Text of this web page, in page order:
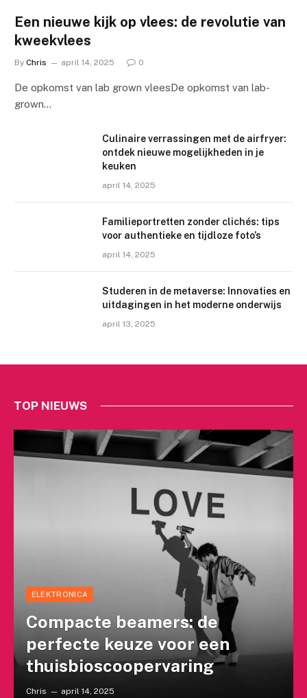
Een nieuwe kijk op vlees: de revolutie van
kweekvlees
By Chris april 14, 2025 0
De opkomst van lab grown vleesDe opkomst van lab-
grown…
Culinaire verrassingen met de airfryer:
ontdek nieuwe mogelijkheden in je
keuken
april 14, 2025
Familieportretten zonder clichés: tips
voor authentieke en tijdloze foto’s
april 14, 2025
Studeren in de metaverse: Innovaties en
uitdagingen in het moderne onderwijs
april 13, 2025
TOP NIEUWS
ELEKTRONICA
Compacte beamers: de
perfecte keuze voor een
thuisbioscoopervaring
Chris april 14, 2025